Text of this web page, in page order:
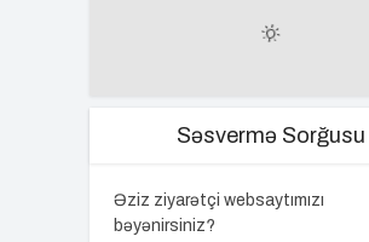
Səsvermə Sorğusu
Əziz ziyarətçi websaytımızı
bəyənirsiniz?